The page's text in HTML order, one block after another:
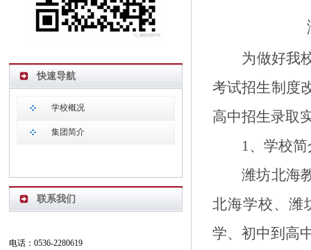
为做好我
考试招生制度
高中招生录取
1、学校简
潍坊北海
北海学校、潍
学、初中到高
快速导航
学校概况
集团简介
联系我们
电话：0536-2280619